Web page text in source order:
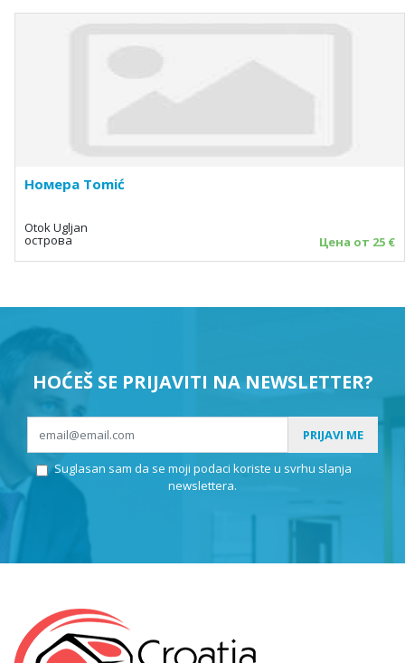
Номера Tomić
Otok Ugljan
острова Цена от 25 €
HOĆEŠ SE PRIJAVITI NA NEWSLETTER?
PRIJAVI ME
Suglasan sam da se moji podaci koriste u svrhu slanja
newslettera.